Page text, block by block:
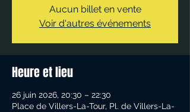
Aucun billet en vente
Voir d'autres événements
Heure et lieu
26 juin 2026, 20:30 – 22:30
Place de Villers-La-Tour, Pl. de Villers-La-